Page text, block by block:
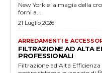
New York e la magia della
forni a...
21 Luglio 2026
ARREDAMENTI E
FILTRAZIONE AD ALTA
PROFESSIONALI
Filtrazione ad Alta Efficienza